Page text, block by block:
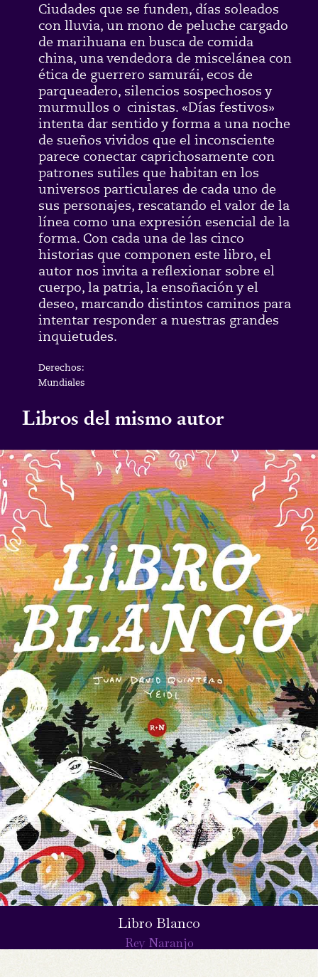
Ciudades que se funden, días soleados
con lluvia, un mono de peluche cargado
de marihuana en busca de comida
china, una vendedora de miscelánea con
ética de guerrero samurái, ecos de
parqueadero, silencios sospechosos y
murmullos o cinistas. «Días festivos»
intenta dar sentido y forma a una noche
de sueños vividos que el inconsciente
parece conectar caprichosamente con
patrones sutiles que habitan en los
universos particulares de cada uno de
sus personajes, rescatando el valor de la
línea como una expresión esencial de la
forma. Con cada una de las cinco
historias que componen este libro, el
autor nos invita a reflexionar sobre el
cuerpo, la patria, la ensoñación y el
deseo, marcando distintos caminos para
intentar responder a nuestras grandes
inquietudes.
Derechos:
Mundiales
Libros del mismo autor
Libro Blanco
Rey Naranjo